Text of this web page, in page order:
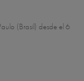
(Brasil) desde el 6